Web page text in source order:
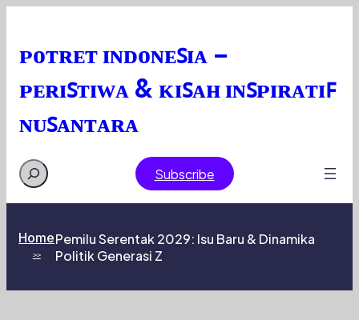
ᴘᴏᴛʀᴇᴛ ɪɴᴅᴏɴᴇꜱɪᴀ –
ᴘᴇʀɪꜱᴛɪᴡᴀ & ᴋɪꜱᴀʜ ɪɴꜱᴘɪʀᴀᴛɪꜰ
ɴᴜꜱᴀɴᴛᴀʀᴀ
Search Subscribe
Home
>>
Pemilu Serentak 2029: Isu Baru & Dinamika
Politik Generasi Z